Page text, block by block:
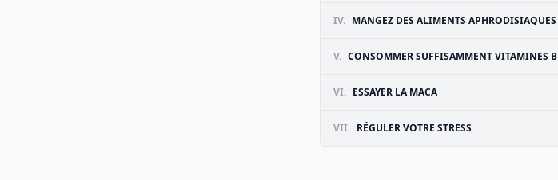
IV. MANGEZ DES ALIMENTS APHRODISIAQUES
V. CONSOMMER SUFFISAMMENT VITAMINES B
VI. ESSAYER LA MACA
VII. RÉGULER VOTRE STRESS